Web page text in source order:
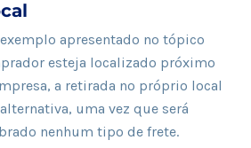
apresentado no tópico
esteja localizado próximo
a retirada no próprio local
uma vez que será
nenhum tipo de frete.